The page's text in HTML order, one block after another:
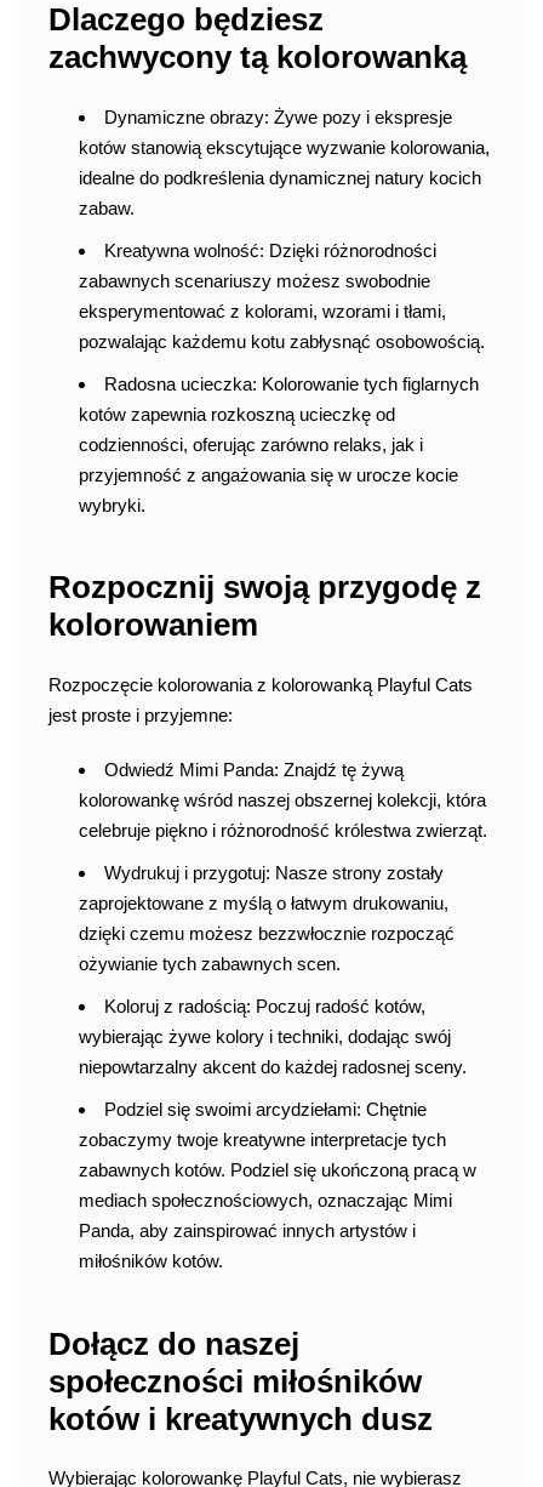
Dlaczego będziesz
zachwycony tą kolorowanką
Dynamiczne obrazy: Żywe pozy i ekspresje
kotów stanowią ekscytujące wyzwanie kolorowania,
idealne do podkreślenia dynamicznej natury kocich
zabaw.
Kreatywna wolność: Dzięki różnorodności
zabawnych scenariuszy możesz swobodnie
eksperymentować z kolorami, wzorami i tłami,
pozwalając każdemu kotu zabłysnąć osobowością.
Radosna ucieczka: Kolorowanie tych figlarnych
kotów zapewnia rozkoszną ucieczkę od
codzienności, oferując zarówno relaks, jak i
przyjemność z angażowania się w urocze kocie
wybryki.
Rozpocznij swoją przygodę z
kolorowaniem
Rozpoczęcie kolorowania z kolorowanką Playful Cats
jest proste i przyjemne:
Odwiedź Mimi Panda: Znajdź tę żywą
kolorowankę wśród naszej obszernej kolekcji, która
celebruje piękno i różnorodność królestwa zwierząt.
Wydrukuj i przygotuj: Nasze strony zostały
zaprojektowane z myślą o łatwym drukowaniu,
dzięki czemu możesz bezzwłocznie rozpocząć
ożywianie tych zabawnych scen.
Koloruj z radością: Poczuj radość kotów,
wybierając żywe kolory i techniki, dodając swój
niepowtarzalny akcent do każdej radosnej sceny.
Podziel się swoimi arcydziełami: Chętnie
zobaczymy twoje kreatywne interpretacje tych
zabawnych kotów. Podziel się ukończoną pracą w
mediach społecznościowych, oznaczając Mimi
Panda, aby zainspirować innych artystów i
miłośników kotów.
Dołącz do naszej
społeczności miłośników
kotów i kreatywnych dusz
Wybierając kolorowankę Playful Cats, nie wybierasz